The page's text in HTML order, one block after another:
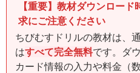
【重要】教材ダウンロー
求にご注意ください
ちびむすドリルの教材は、
はすべて完全無料です。ダ
カード情報の入力や料金（